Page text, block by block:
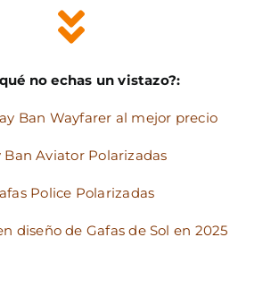
no echas un vistazo?:
Ban Wayfarer al mejor precio
Ban Aviator Polarizadas
Police Polarizadas
diseño de Gafas de Sol en 2025